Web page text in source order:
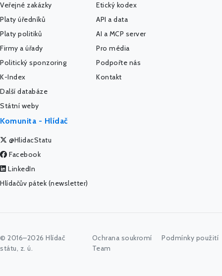
Veřejné zakázky
Platy úředníků
Platy politiků
Firmy a úřady
Politický sponzoring
K-Index
Další databáze
Státní weby
Etický kodex
API a data
AI a MCP server
Pro média
Podpořte nás
Kontakt
Komunita - Hlídač
@HlidacStatu
Facebook
LinkedIn
Hlídačův pátek (newsletter)
© 2016–2026 Hlídač
státu, z. ú.
Ochrana soukromí
Podmínky použití
Team